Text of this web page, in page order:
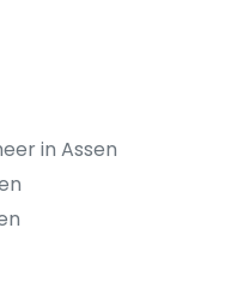
in Assen